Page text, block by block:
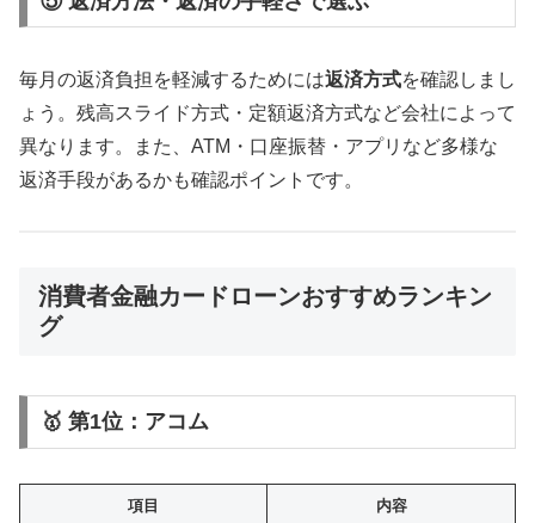
毎月の返済負担を軽減するためには返済方式を確認しまし
ょう。残高スライド方式・定額返済方式など会社によって
異なります。また、ATM・口座振替・アプリなど多様な
返済手段があるかも確認ポイントです。
消費者金融カードローンおすすめランキン
グ
🥇 第1位：アコム
項目 内容